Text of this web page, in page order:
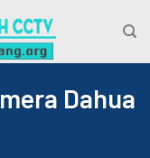
Dahua